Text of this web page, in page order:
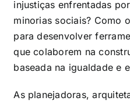
injustiças enfrentadas
minorias sociais? Como
para desenvolver
que colaborem na
baseada na igualdade e
As planejadoras,